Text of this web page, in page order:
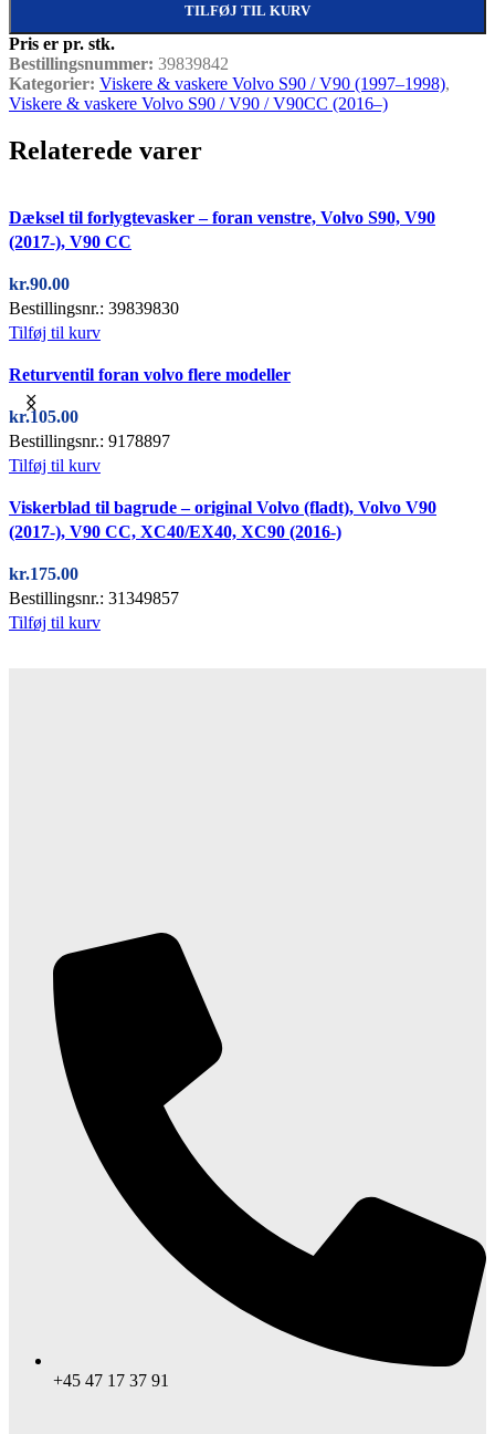
TILFØJ TIL KURV
Pris er pr. stk.
Bestillingsnummer: 39839842
Kategorier: Viskere & vaskere Volvo S90 / V90 (1997–1998),
Viskere & vaskere Volvo S90 / V90 / V90CC (2016–)
Relaterede varer
Dæksel til forlygtevasker – foran venstre, Volvo S90, V90
(2017-), V90 CC
kr.90.00
Bestillingsnr.: 39839830
Tilføj til kurv
Returventil foran volvo flere modeller
kr.105.00
Bestillingsnr.: 9178897
Tilføj til kurv
Viskerblad til bagrude – original Volvo (fladt), Volvo V90
(2017-), V90 CC, XC40/EX40, XC90 (2016-)
kr.175.00
Bestillingsnr.: 31349857
Tilføj til kurv
+45 47 17 37 91